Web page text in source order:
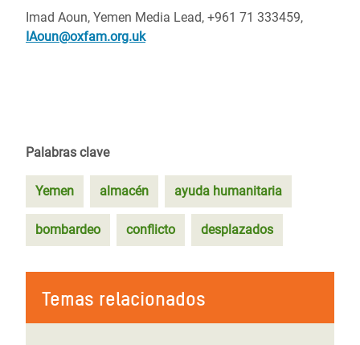
Imad Aoun, Yemen Media Lead, +961 71 333459,
IAoun@oxfam.org.uk
Palabras clave
Yemen almacén ayuda humanitaria
bombardeo conflicto desplazados
Temas relacionados